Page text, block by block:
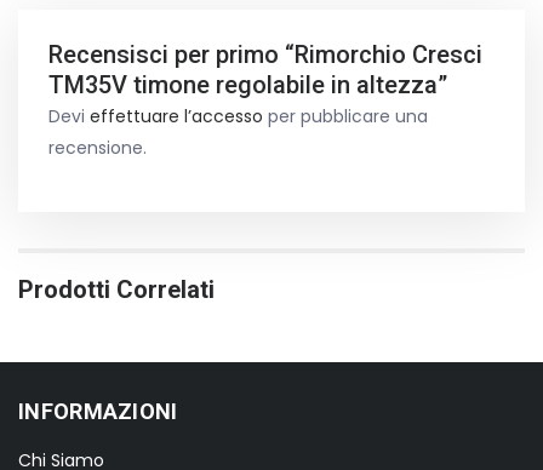
Recensisci per primo “Rimorchio Cresci
TM35V timone regolabile in altezza”
Devi effettuare l’accesso per pubblicare una
recensione.
Prodotti Correlati
INFORMAZIONI
Chi Siamo